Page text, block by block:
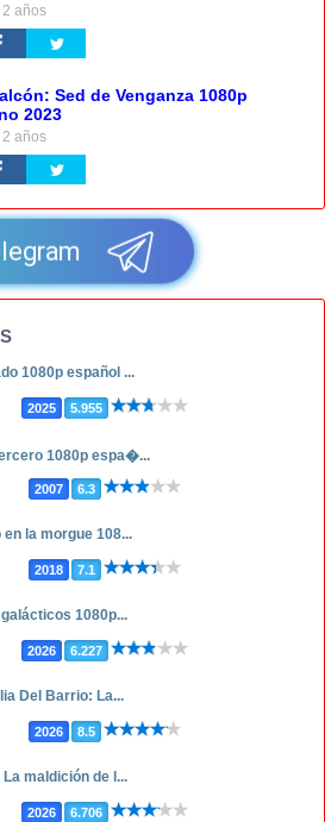
2 años
Sed de Venganza 1080p
2023
2 años
1080p español ...
2025 5.955
1080p espa�...
2007 6.3
en la morgue 108...
2018 7.1
1080p...
2026 6.227
Del Barrio: La...
2026 8.5
La maldición de l...
2026 6.706